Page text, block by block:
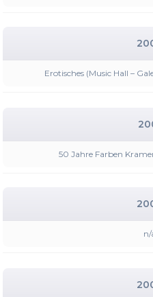
Erotisches (Music Hall –
50 Jahre Farben
n/